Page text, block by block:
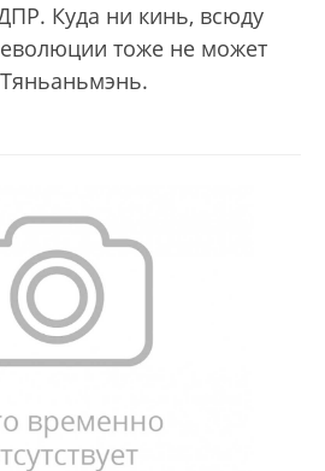
Куда ни кинь, всюду
тоже не может